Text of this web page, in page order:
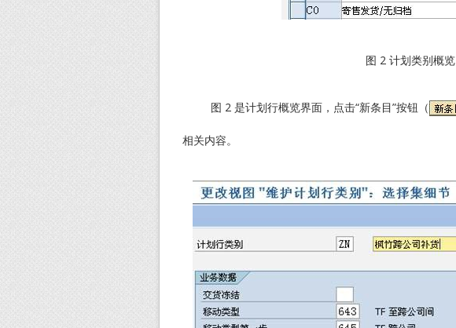
图 2 计划类别概览
图 2 是计划行概览界面，点击“新条目”按钮（
相关内容。